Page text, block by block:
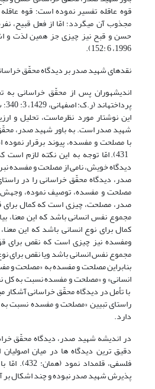
قوه عاقله تفسیر نموده است؛ قوه
مجذوب آن می­گردد؛ امّا از فعل قبیح،
حسن و قبح نیز چیزی جز همین لذت و
1996، 6 :152).
نقدهای شهید صدر بر دیدگاه محقّق
اندیشه­وران پس از محقّق خراسانی به
این نوشتار مورد نظرماست، تحلیل و
شهید صدر است. به باور شهید صدر،
431). امّا توجه به این نکته لازم
دیدگاه خویش، نامی از مصلحت و مفسده
صدر، دیدگاه محقّق خراسانی را در
مصلحت و مفسده، توصیف نموده،
صدر، مصلحت، چیزی است که کمال برای
مجموع نفس انسانی باشد که این معنا،
کمال برای نوع انسانی باشد که این
ومفسده نیز چیزی است که نقص برای
بنابراین مصلحت و مفسده به «مصلحت و
انسانی» و «مصلحت و مفسده نسبت به کل
با تأمل در دیدگاه محقّق خراسانی آشکار
راستای تبیین «مصلحت و مفسده نسبت به
دارد.
در اندیشه شهید صدر، دیدگاه محقّق
دقیق ترین دیدگاه ها در میان اصولیان
فلسفی،
پذیرش شهید صدر نبوده و چند اشکال بر